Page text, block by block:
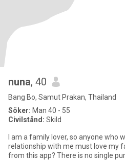
nuna, 40
Bang Bo, Samut Prakan, Thailand
Söker: Man 40 - 55
Civilstånd: Skild
I am a family lover, so anyone who
relationship with me must love my
from this app? There is no single